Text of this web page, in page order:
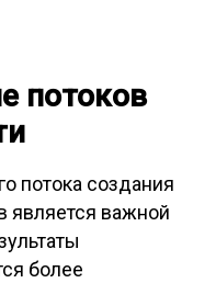
потоков
потока создания
является важной
более